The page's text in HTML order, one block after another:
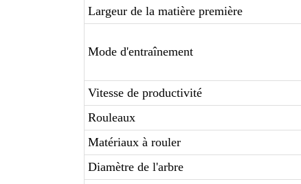
Largeur de la matière première
Mode d'entraînement
Vitesse de productivité
Rouleaux
Matériaux à rouler
Diamètre de l'arbre